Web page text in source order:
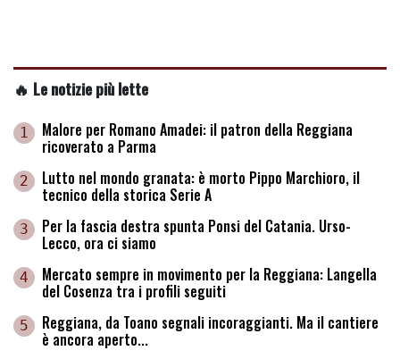
🔥 Le notizie più lette
1 Malore per Romano Amadei: il patron della Reggiana
ricoverato a Parma
2 Lutto nel mondo granata: è morto Pippo Marchioro, il
tecnico della storica Serie A
3 Per la fascia destra spunta Ponsi del Catania. Urso-
Lecco, ora ci siamo
4 Mercato sempre in movimento per la Reggiana: Langella
del Cosenza tra i profili seguiti
5 Reggiana, da Toano segnali incoraggianti. Ma il cantiere
è ancora aperto...